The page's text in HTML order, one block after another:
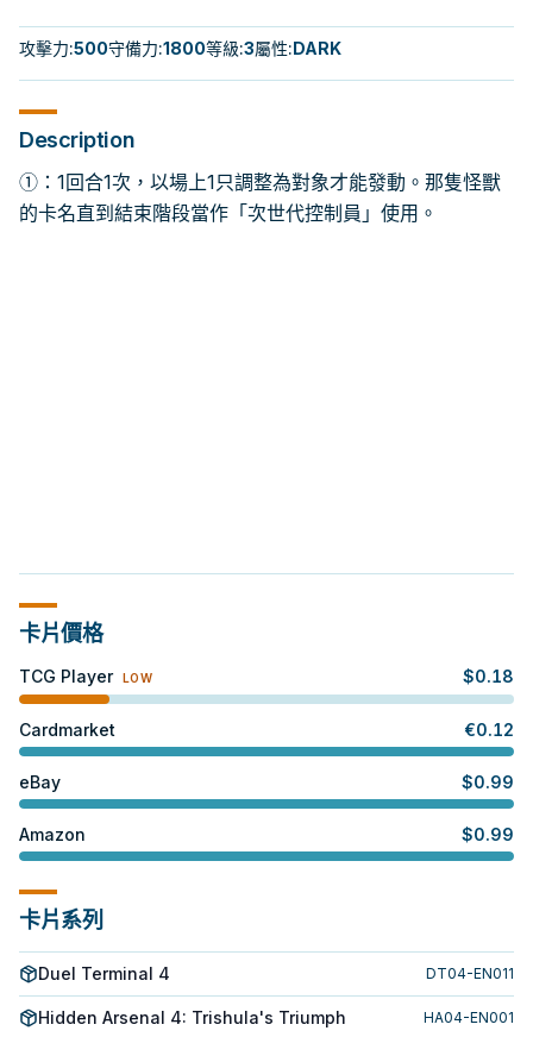
攻擊力:500守備力:1800等級:3屬性:DARK
Description
①：1回合1次，以場上1只調整為對象才能發動。那隻怪獸
的卡名直到結束階段當作「次世代控制員」使用。
卡片價格
TCG Player LOW $0.18
Cardmarket €0.12
eBay $0.99
Amazon $0.99
卡片系列
Duel Terminal 4 DT04-EN011
Hidden Arsenal 4: Trishula's Triumph HA04-EN001